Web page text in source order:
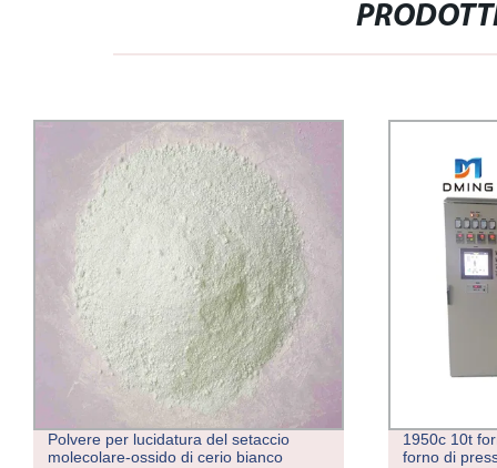
1950c 10t forno di pressatura a caldo
forno di pressa a caldo forno di pressa
Whossale
alta purezza